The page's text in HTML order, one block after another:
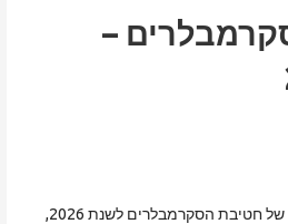
–
תיאור כללי: זהו הטיול הראשון של חטיבת הסקרמבלרים לשנת 2026,